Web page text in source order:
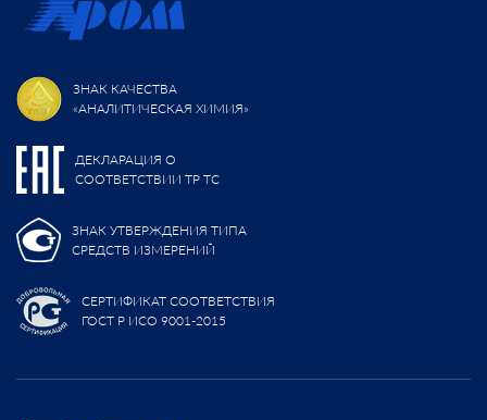
ЗНАК КАЧЕСТВА
«АНАЛИТИЧЕСКАЯ ХИМИЯ»
ДЕКЛАРАЦИЯ О
СООТВЕТСТВИИ ТР ТС
ЗНАК УТВЕРЖДЕНИЯ ТИПА
СРЕДСТВ ИЗМЕРЕНИЙ
СЕРТИФИКАТ СООТВЕТСТВИЯ
ГОСТ Р ИСО 9001-2015